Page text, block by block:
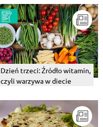
Dzień trzeci: Źródło witamin,
czyli warzywa w diecie